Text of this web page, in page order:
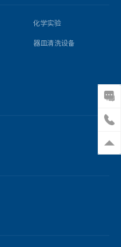
化学实验
器皿清洗设备